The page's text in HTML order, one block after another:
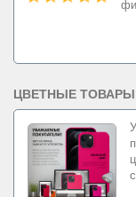
ЦВЕТНЫЕ